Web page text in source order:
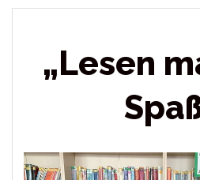
„Lesen